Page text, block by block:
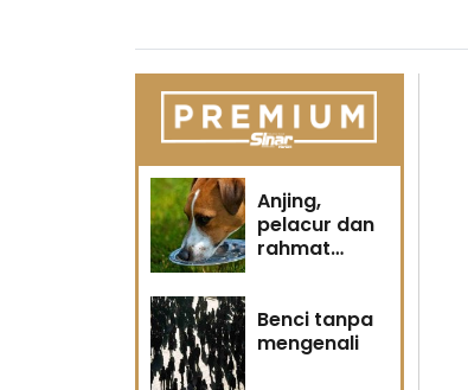
Anjing,
pelacur dan
rahmat
Benci tanpa
mengenali